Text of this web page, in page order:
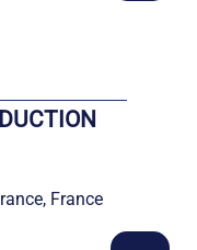
France